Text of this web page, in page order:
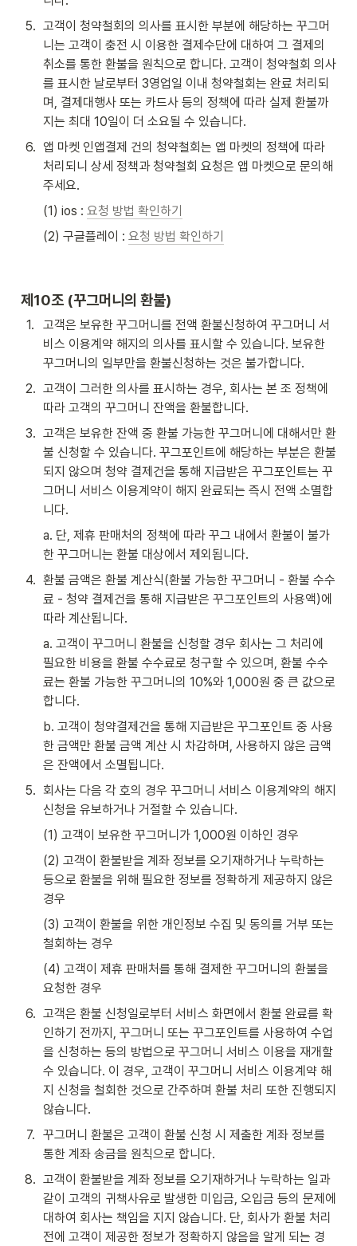
5. 고객이 청약철회의 의사를 표시한 부분에 해당하는 꾸그머
니는 고객이 충전 시 이용한 결제수단에 대하여 그 결제의
취소를 통한 환불을 원칙으로 합니다. 고객이 청약철회 의사
를 표시한 날로부터 3영업일 이내 청약철회는 완료 처리되
며, 결제대행사 또는 카드사 등의 정책에 따라 실제 환불까
지는 최대 10일이 더 소요될 수 있습니다.
6. 앱 마켓 인앱결제 건의 청약철회는 앱 마켓의 정책에 따라
처리되니 상세 정책과 청약철회 요청은 앱 마켓으로 문의해
주세요.
(1) ios : 요청 방법 확인하기
(2) 구글플레이 : 요청 방법 확인하기
제10조 (꾸그머니의 환불)
1.
고객은 보유한 꾸그머니를 전액 환불신청하여 꾸그머니 서
비스 이용계약 해지의 의사를 표시할 수 있습니다. 보유한
꾸그머니의 일부만을 환불신청하는 것은 불가합니다.
2. 고객이 그러한 의사를 표시하는 경우, 회사는 본 조 정책에
따라 고객의 꾸그머니 잔액을 환불합니다.
3. 고객은 보유한 잔액 중 환불 가능한 꾸그머니에 대해서만 환
불 신청할 수 있습니다. 꾸그포인트에 해당하는 부분은 환불
되지 않으며 청약 결제건을 통해 지급받은 꾸그포인트는 꾸
그머니 서비스 이용계약이 해지 완료되는 즉시 전액 소멸합
니다.
a. 단, 제휴 판매처의 정책에 따라 꾸그 내에서 환불이 불가
한 꾸그머니는 환불 대상에서 제외됩니다.
4. 환불 금액은 환불 계산식(환불 가능한 꾸그머니 - 환불 수수
료 - 청약 결제건을 통해 지급받은 꾸그포인트의 사용액)에
따라 계산됩니다.
a. 고객이 꾸그머니 환불을 신청할 경우 회사는 그 처리에
필요한 비용을 환불 수수료로 청구할 수 있으며, 환불 수수
료는 환불 가능한 꾸그머니의 10%와 1,000원 중 큰 값으로
합니다.
b. 고객이 청약결제건을 통해 지급받은 꾸그포인트 중 사용
한 금액만 환불 금액 계산 시 차감하며, 사용하지 않은 금액
은 잔액에서 소멸됩니다.
5. 회사는 다음 각 호의 경우 꾸그머니 서비스 이용계약의 해지
신청을 유보하거나 거절할 수 있습니다.
(1) 고객이 보유한 꾸그머니가 1,000원 이하인 경우
(2) 고객이 환불받을 계좌 정보를 오기재하거나 누락하는
등으로 환불을 위해 필요한 정보를 정확하게 제공하지 않은
경우
(3) 고객이 환불을 위한 개인정보 수집 및 동의를 거부 또는
철회하는 경우
(4) 고객이 제휴 판매처를 통해 결제한 꾸그머니의 환불을
요청한 경우
6. 고객은 환불 신청일로부터 서비스 화면에서 환불 완료를 확
인하기 전까지, 꾸그머니 또는 꾸그포인트를 사용하여 수업
을 신청하는 등의 방법으로 꾸그머니 서비스 이용을 재개할
수 있습니다. 이 경우, 고객이 꾸그머니 서비스 이용계약 해
지 신청을 철회한 것으로 간주하며 환불 처리 또한 진행되지
않습니다.
7. 꾸그머니 환불은 고객이 환불 신청 시 제출한 계좌 정보를
통한 계좌 송금을 원칙으로 합니다.
8. 고객이 환불받을 계좌 정보를 오기재하거나 누락하는 일과
같이 고객의 귀책사유로 발생한 미입금, 오입금 등의 문제에
대하여 회사는 책임을 지지 않습니다. 단, 회사가 환불 처리
전에 고객이 제공한 정보가 정확하지 않음을 알게 되는 경